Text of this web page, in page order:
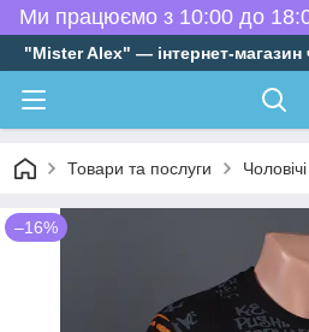
Ми працюємо з 10:00 до
"Mister Alex" — інтернет-магазин
Товари та послуги
–16%